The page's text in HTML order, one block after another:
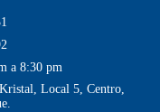
a 8:30 pm
Local 5, Centro,